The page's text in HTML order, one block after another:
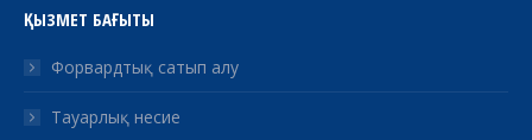
ҚЫЗМЕТ БАҒЫТЫ
Форвардтық сатып алу
Тауарлық несие